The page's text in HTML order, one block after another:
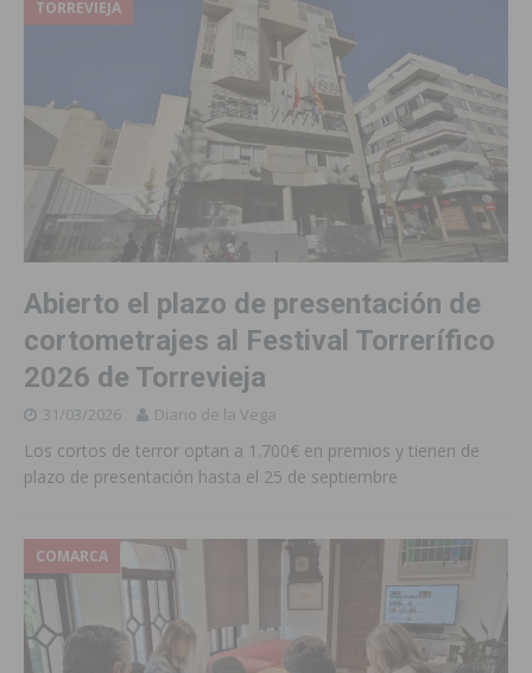
TORREVIEJA
Abierto el plazo de presentación de
cortometrajes al Festival Torrerífico
2026 de Torrevieja
31/03/2026 Diario de la Vega
Los cortos de terror optan a 1.700€ en premios y tienen de
plazo de presentación hasta el 25 de septiembre
COMARCA